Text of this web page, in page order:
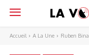
Accueil A La Une Ruben